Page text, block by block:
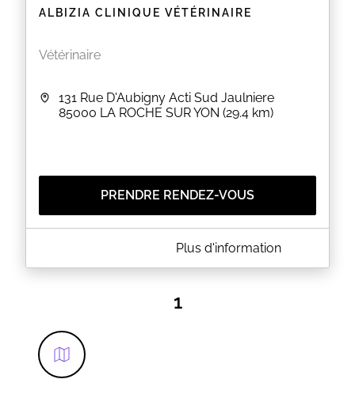
ALBIZIA CLINIQUE VÉTÉRINAIRE
Vétérinaire
131 Rue D'Aubigny Acti Sud Jaulniere
85000 LA ROCHE SUR YON (29.4 km)
PRENDRE RENDEZ-VOUS
A PROPOS DE ALBIZIA CLINIQUE VÉTÉRINAIRE
La clinique vétérinaire vous accueille au 131 Rue
Plus d'information
1